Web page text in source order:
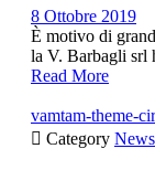
8 Ottobre 2019
È motivo di
la V. Barbagli srl
Read More
vamtam-theme-
 Category News